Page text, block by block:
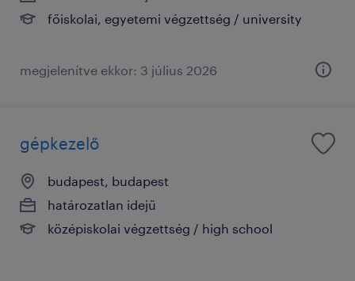
főiskolai, egyetemi végzettség / university
megjelenítve ekkor: 3 július 2026
gépkezelő
budapest, budapest
határozatlan idejű
középiskolai végzettség / high school